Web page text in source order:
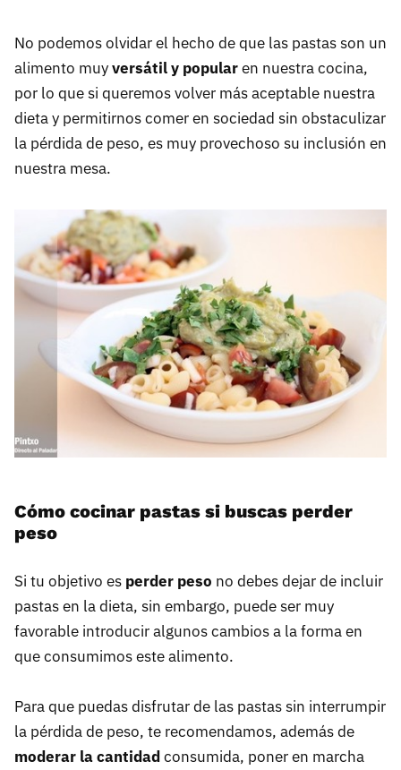
No podemos olvidar el hecho de que las pastas son un
alimento muyversátil y popularen nuestra cocina,
por lo que si queremos volver más aceptable nuestra
dieta y permitirnos comer en sociedad sin obstaculizar
la pérdida de peso, es muy provechoso su inclusión en
nuestra mesa.
Cómo cocinar pastas si buscas perder
peso
Si tu objetivo es perder peso no debes dejar de incluir
pastas en la dieta, sin embargo, puede ser muy
favorable introducir algunos cambios a la forma en
que consumimos este alimento.
Para que puedas disfrutar de las pastas sin interrumpir
la pérdida de peso, te recomendamos, además de
moderar la cantidadconsumida, poner en marcha